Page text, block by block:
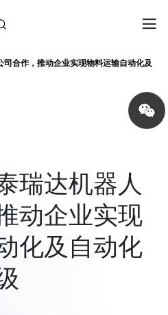
合作，推动企业实现物料运输自动化及
Share
on
wechat
瑞达机器人
动企业实现
化及自动化